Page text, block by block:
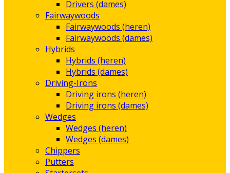
Drivers (dames)
Fairwaywoods
Fairwaywoods (heren)
Fairwaywoods (dames)
Hybrids
Hybrids (heren)
Hybrids (dames)
Driving-Irons
Driving irons (heren)
Driving irons (dames)
Wedges
Wedges (heren)
Wedges (dames)
Chippers
Putters